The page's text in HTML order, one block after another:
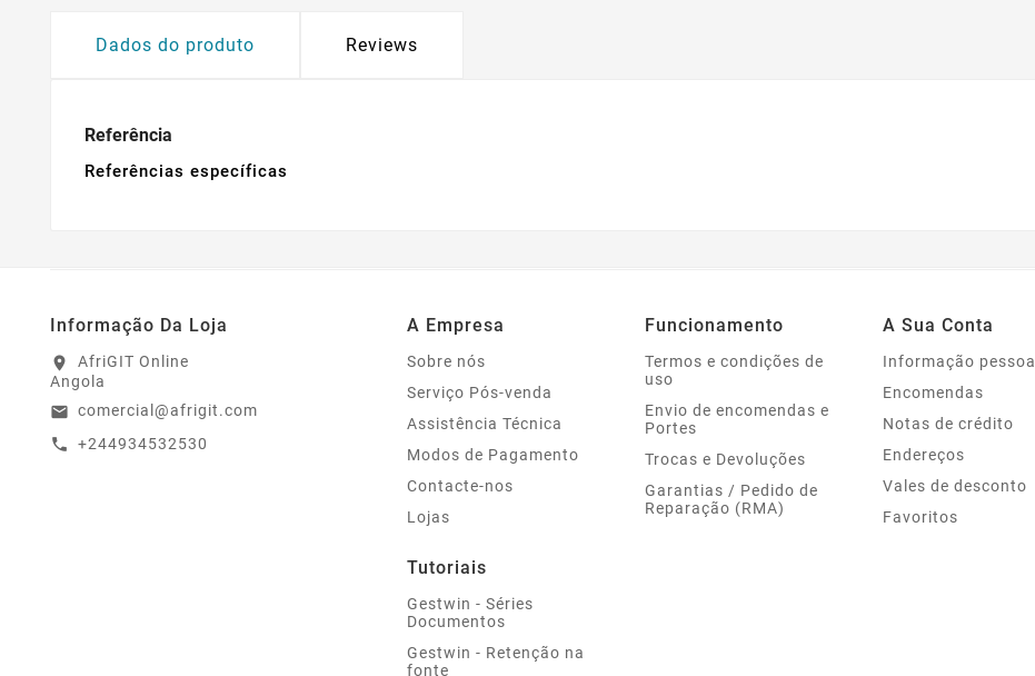
Dados do produto Reviews
Referência
Referências específicas
Informação Da Loja
location_on
AfriGIT Online
Angola
email comercial@afrigit.com
call +244934532530
A Empresa
Sobre nós
Serviço Pós-venda
Assistência Técnica
Modos de Pagamento
Contacte-nos
Lojas
Tutoriais
Gestwin - Séries
Documentos
Gestwin - Retenção na
fonte
Funcionamento
Termos e condições de
uso
Envio de encomendas e
Portes
Trocas e Devoluções
Garantias / Pedido de
Reparação (RMA)
A Sua Conta
Informação pessoal
Encomendas
Notas de crédito
Endereços
Vales de desconto
Favoritos